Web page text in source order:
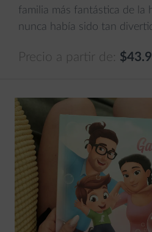
familia más fantástica de la
nunca había sido tan
Precio a partir de: